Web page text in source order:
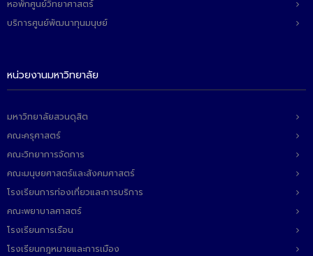
- SDU Zero Waste
ติดต่อเรา
หอพักศูนย์วิทยาศาสตร์
บริการศูนย์พัฒนาทุนมนุษย์
หน่วยงานมหาวิทยาลัย
มหาวิทยาลัยสวนดุสิต
คณะครุศาสตร์
คณะวิทยาการจัดการ
คณะมนุษยศาสตร์และสังคมศาสตร์
โรงเรียนการท่องเที่ยวและการบริการ
คณะพยาบาลศาสตร์
โรงเรียนการเรือน
โรงเรียนกฎหมายและการเมือง